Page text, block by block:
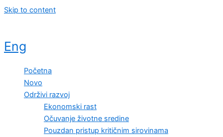
Skip to content
Eng
Početna
Novo
Održivi razvoj
Ekonomski rast
Očuvanje životne sredine
Pouzdan pristup kritičnim sirovinama